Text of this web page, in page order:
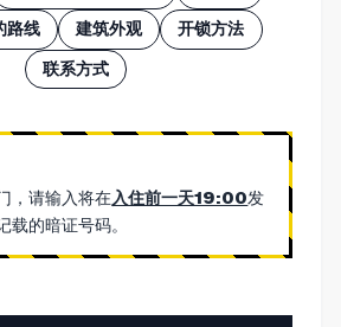
路线 建筑外观 开锁方法
联系方式
，请输入将在入住前一天19:00发
载的暗证号码。